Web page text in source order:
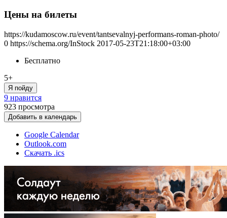
Цены на билеты
https://kudamoscow.ru/event/tantsevalnyj-performans-roman-photo/
0 https://schema.org/InStock 2017-05-23T21:18:00+03:00
Бесплатно
5+
Я пойду
9 нравится
923 просмотра
Добавить в календарь
Google Calendar
Outlook.com
Скачать .ics